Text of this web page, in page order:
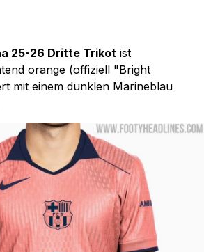
25-26 Dritte Trikot ist
orange (offiziell "Bright
mit einem dunklen Marineblau